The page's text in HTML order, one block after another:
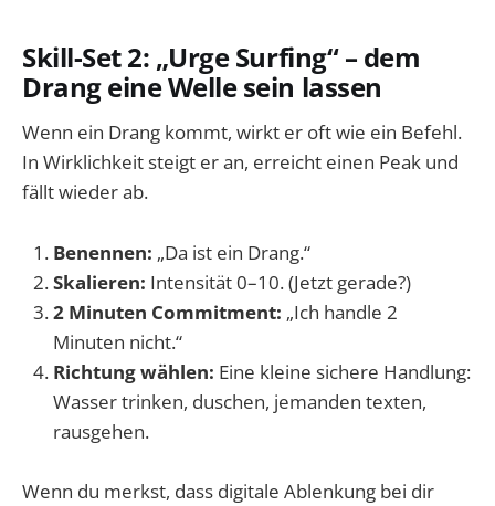
Skill-Set 2: „Urge Surfing“ – dem
Drang eine Welle sein lassen
Wenn ein Drang kommt, wirkt er oft wie ein Befehl.
In Wirklichkeit steigt er an, erreicht einen Peak und
fällt wieder ab.
Benennen: „Da ist ein Drang.“
Skalieren: Intensität 0–10. (Jetzt gerade?)
2 Minuten Commitment: „Ich handle 2
Minuten nicht.“
Richtung wählen: Eine kleine sichere Handlung:
Wasser trinken, duschen, jemanden texten,
rausgehen.
Wenn du merkst, dass digitale Ablenkung bei dir